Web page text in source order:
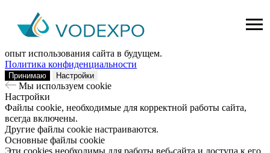
Мы используем сookie
Заходя на наш сайт, вы помогаете нам сделать его лучше: мы
анализируем информацию о вашем визите с помощью
опыт использования сайта в будущем.
Политика конфиденциальности
Принимаю Настройки
Мы используем сookie
Настройки
Файлы cookie, необходимые для корректной работы сайта,
всегда включены.
Другие файлы cookie настраиваются.
Основные файлы cookie
Эти cookies необходимы для работы веб-сайта и доступа к его